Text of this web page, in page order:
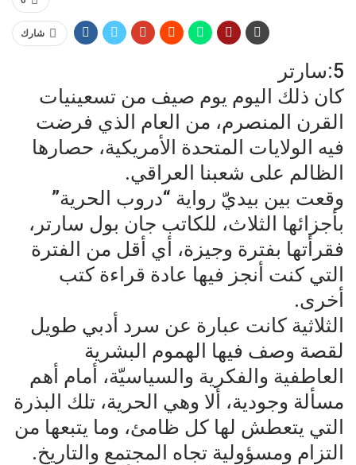
شارك
5:سارتر
كان ذلك اليوم يوم صيف من تسعينيات
القرن المنصرم، من العام الذي فرضت
فيه الولايات المتحدة الأمريكية، حصارها
الظالم على شعبنا العراقي.
وقعت بين بيديّ رواية “دروب الحرية”
بأجزائها الثلاث، للكاتب جان بول سارتر،
فقرأتها بفترة وجيزة، أي أقل من الفترة
التي كنت أنجز فيها عادة قراءة كتب
أخرى.
الثلاثية كانت عبارة عن سرد أدبي طويل
لقصة وصف فيها الهموم البشرية
العاطفية والفكرية والسياسيّة، أمام أهم
مسألة وجودية، ألا وهي الحرية، تلك البذرة
التي يتعطش لها كل ظامئ، وما يتبعها من
التزام ومسؤولية تجاه المجتمع والتاريخ.